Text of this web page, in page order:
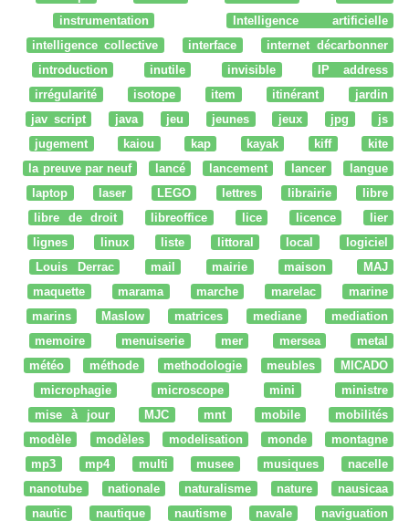
instrumentation
Intelligence artificielle
intelligence collective
interface
internet décarbonner
introduction
inutile invisible
IP address
irrégularité
isotope item itinérant
jardin
jav script
java jeu jeunes jeux jpg
js
jugement
kaiou kap kayak kiff
kite
la preuve par neuf
lancé lancement lancer
langue
laptop
laser LEGO lettres librairie
libre
libre de droit
libreoffice lice licence
lier
lignes
linux liste littoral local
logiciel
Louis Derrac
mail mairie maison
MAJ
maquette
marama marche marelac
marine
marins
Maslow matrices mediane
mediation
memoire
menuiserie mer mersea
metal
météo
méthode methodologie meubles
MICADO
microphagie
microscope mini
ministre
mise à jour
MJC mnt mobile
mobilités
modèle
modèles modelisation monde
montagne
mp3
mp4 multi musee musiques
nacelle
nanotube
nationale naturalisme nature
nausicaa
nautic
nautique nautisme navale
naviguation